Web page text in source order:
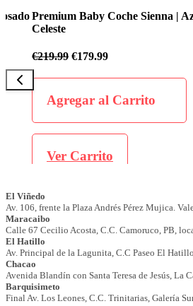
Premium Baby Coche Sienna | Azul
Celeste
219.99 €179.99
Agregar al Carrito
Ver Carrito